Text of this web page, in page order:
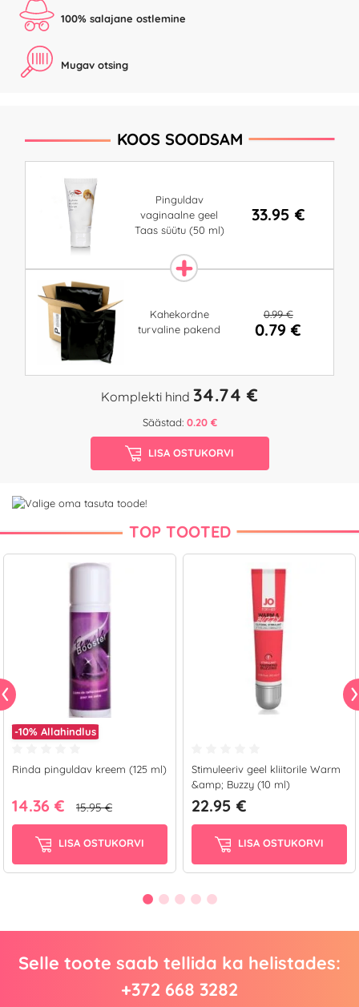
100% salajane ostlemine
Mugav otsing
KOOS SOODSAM
Pinguldav
vaginaalne geel
Taas süütu (50 ml)
33.95 €
Kahekordne
turvaline pakend
0.99 €
0.79 €
Komplekti hind 34.74 €
Säästad: 0.20 €
LISA OSTUKORVI
TOP TOOTED
-10% Allahindlus
Rinda pinguldav kreem (125 ml)
14.36 € 15.95 €
LISA OSTUKORVI
Stimuleeriv geel kliitorile Warm
&amp; Buzzy (10 ml)
22.95 €
LISA OSTUKORVI
Selle toote saab tellida ka helistades:
+372 668 3282